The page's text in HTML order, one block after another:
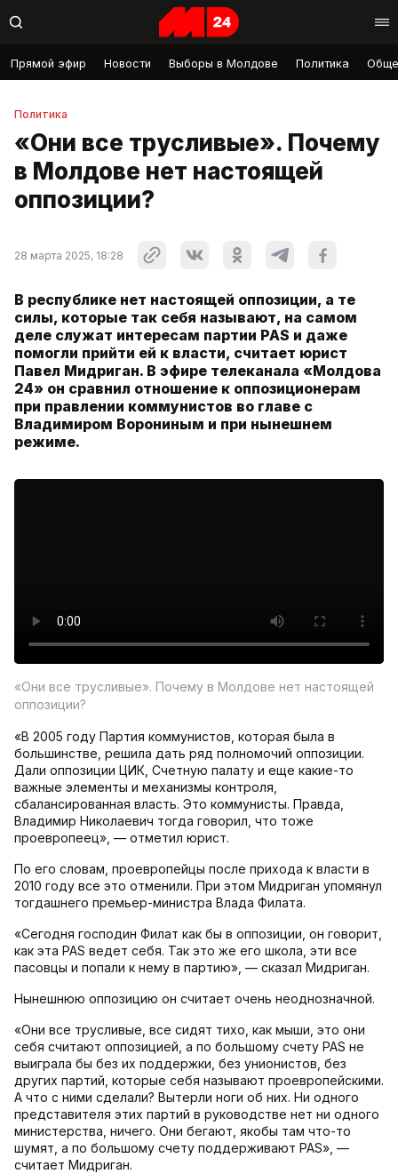
Прямой эфир Новости Выборы в Молдове Политика
Политика
«Они все трусливые». Почему
в Молдове нет настоящей
оппозиции?
28 марта 2025, 18:28
В республике нет настоящей оппозиции, а те
силы, которые так себя называют, на самом
деле служат интересам партии PAS и даже
помогли прийти ей к власти, считает юрист
Павел Мидриган. В эфире телеканала «Молдова
24» он сравнил отношение к оппозиционерам
при правлении коммунистов во главе с
Владимиром Ворониным и при нынешнем
режиме.
«Они все трусливые». Почему в Молдове нет настоящей
оппозиции?
«В 2005 году Партия коммунистов, которая была в
большинстве, решила дать ряд полномочий оппозиции.
Дали оппозиции ЦИК, Счетную палату и еще какие-то
важные элементы и механизмы контроля,
сбалансированная власть. Это коммунисты. Правда,
Владимир Николаевич тогда говорил, что тоже
проевропеец», — отметил юрист.
По его словам, проевропейцы после прихода к власти в
2010 году все это отменили. При этом Мидриган упомянул
тогдашнего премьер-министра Влада Филата.
«Сегодня господин Филат как бы в оппозиции, он говорит,
как эта PAS ведет себя. Так это же его школа, эти все
пасовцы и попали к нему в партию», — сказал Мидриган.
Нынешнюю оппозицию он считает очень неоднозначной.
«Они все трусливые, все сидят тихо, как мыши, это они
себя считают оппозицией, а по большому счету PAS не
выиграла бы без их поддержки, без унионистов, без
других партий, которые себя называют проевропейскими.
А что с ними сделали? Вытерли ноги об них. Ни одного
представителя этих партий в руководстве нет ни одного
министерства, ничего. Они бегают, якобы там что-то
шумят, а по большому счету поддерживают PAS», —
считает Мидриган.